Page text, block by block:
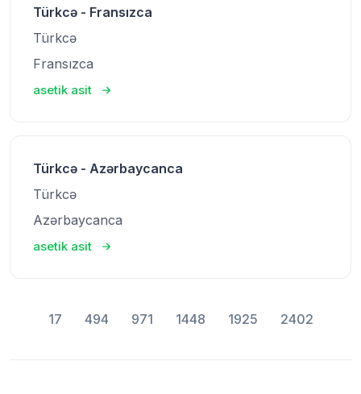
Türkcə - Fransızca
Türkcə
Fransızca
asetik asit
Türkcə - Azərbaycanca
Türkcə
Azərbaycanca
asetik asit
17 494 971 1448 1925 2402